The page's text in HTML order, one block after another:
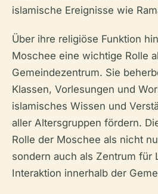
islamische Ereignisse wie
Über ihre religiöse Funktion
Moschee eine wichtige Rolle
Gemeindezentrum. Sie
Klassen, Vorlesungen und
islamisches Wissen und
aller Altersgruppen fördern.
Rolle der Moschee als nicht
sondern auch als Zentrum für
Interaktion innerhalb der